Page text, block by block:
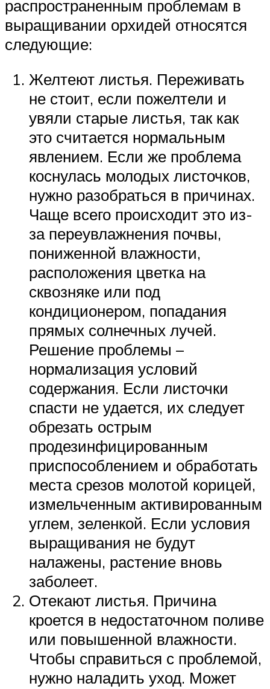
распространенным проблемам в
выращивании орхидей относятся
следующие:
Желтеют листья. Переживать
не стоит, если пожелтели и
увяли старые листья, так как
это считается нормальным
явлением. Если же проблема
коснулась молодых листочков,
нужно разобраться в причинах.
Чаще всего происходит это из-
за переувлажнения почвы,
пониженной влажности,
расположения цветка на
сквозняке или под
кондиционером, попадания
прямых солнечных лучей.
Решение проблемы –
нормализация условий
содержания. Если листочки
спасти не удается, их следует
обрезать острым
продезинфицированным
приспособлением и обработать
места срезов молотой корицей,
измельченным активированным
углем, зеленкой. Если условия
выращивания не будут
налажены, растение вновь
заболеет.
Отекают листья. Причина
кроется в недостаточном поливе
или повышенной влажности.
Чтобы справиться с проблемой,
нужно наладить уход. Может